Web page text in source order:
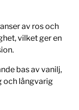
av ros och
vilket ger en
bas av vanilj,
och långvarig